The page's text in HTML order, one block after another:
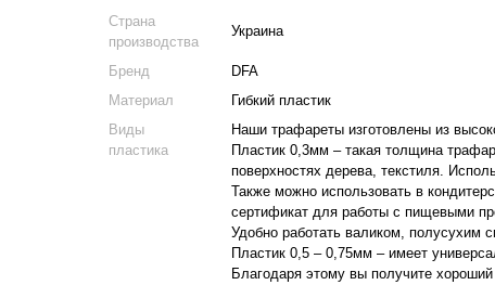
Страна
производства
Украина
Бренд
DFA
Материал
Гибкий пластик
Виды
пластика
Наши трафареты изготовлены из
Пластик 0,3мм – такая толщина
поверхностях дерева, текстиля.
Также можно использовать в
сертификат для работы с пищевыми
Удобно работать валиком, полусухим
Пластик 0,5 – 0,75мм – имеет
Благодаря этому вы получите